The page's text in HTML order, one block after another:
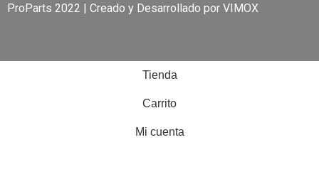
ProParts 2022 | Creado y Desarrollado por VIMOX
Tienda
Carrito
Mi cuenta